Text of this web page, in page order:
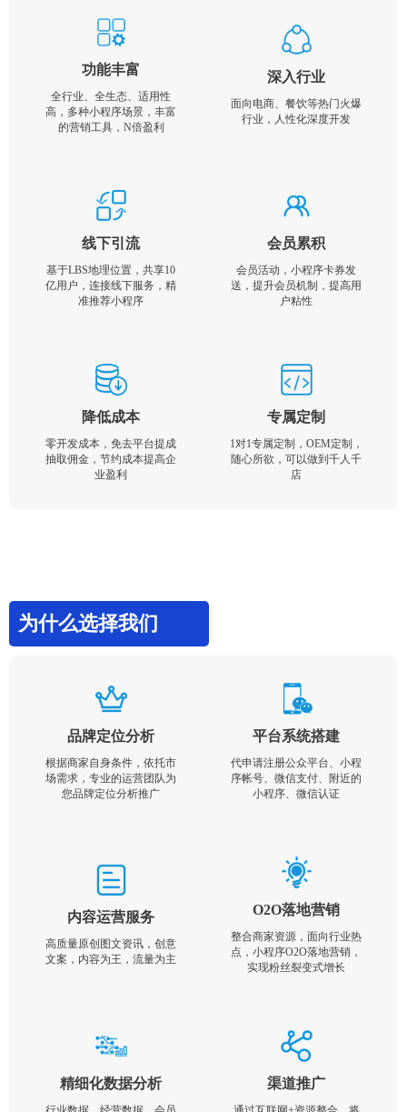
功能丰富
全行业、全生态、适用性
高，多种小程序场景，丰富
的营销工具，N倍盈利
深入行业
面向电商、餐饮等热门火爆
行业，人性化深度开发
线下引流
基于LBS地理位置，共享10
亿用户，连接线下服务，精
准推荐小程序
会员累积
会员活动，小程序卡券发
送，提升会员机制，提高用
户粘性
降低成本
零开发成本，免去平台提成
抽取佣金，节约成本提高企
业盈利
专属定制
1对1专属定制，OEM定制，
随心所欲，可以做到千人千
店
为什么选择我们
品牌定位分析
根据商家自身条件，依托市
场需求，专业的运营团队为
您品牌定位分析推广
平台系统搭建
代申请注册公众平台、小程
序帐号、微信支付、附近的
小程序、微信认证
内容运营服务
高质量原创图文资讯，创意
文案，内容为王，流量为主
O2O落地营销
整合商家资源，面向行业热
点，小程序O2O落地营销，
实现粉丝裂变式增长
精细化数据分析 渠道推广